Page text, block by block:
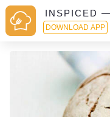
INSPICED
DOWNLOAD APP